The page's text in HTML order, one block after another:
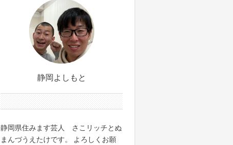
静岡よしもと
静岡県住みます芸人 さこリッチとぬ
まんづうえたけです。 よろしくお願